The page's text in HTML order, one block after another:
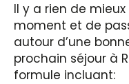
Il y a rien de
moment et de
autour d’une
prochain séjour à
formule incluant: